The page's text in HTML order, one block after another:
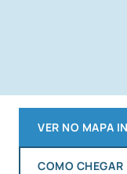
VER NO MAPA
COMO CHEGAR